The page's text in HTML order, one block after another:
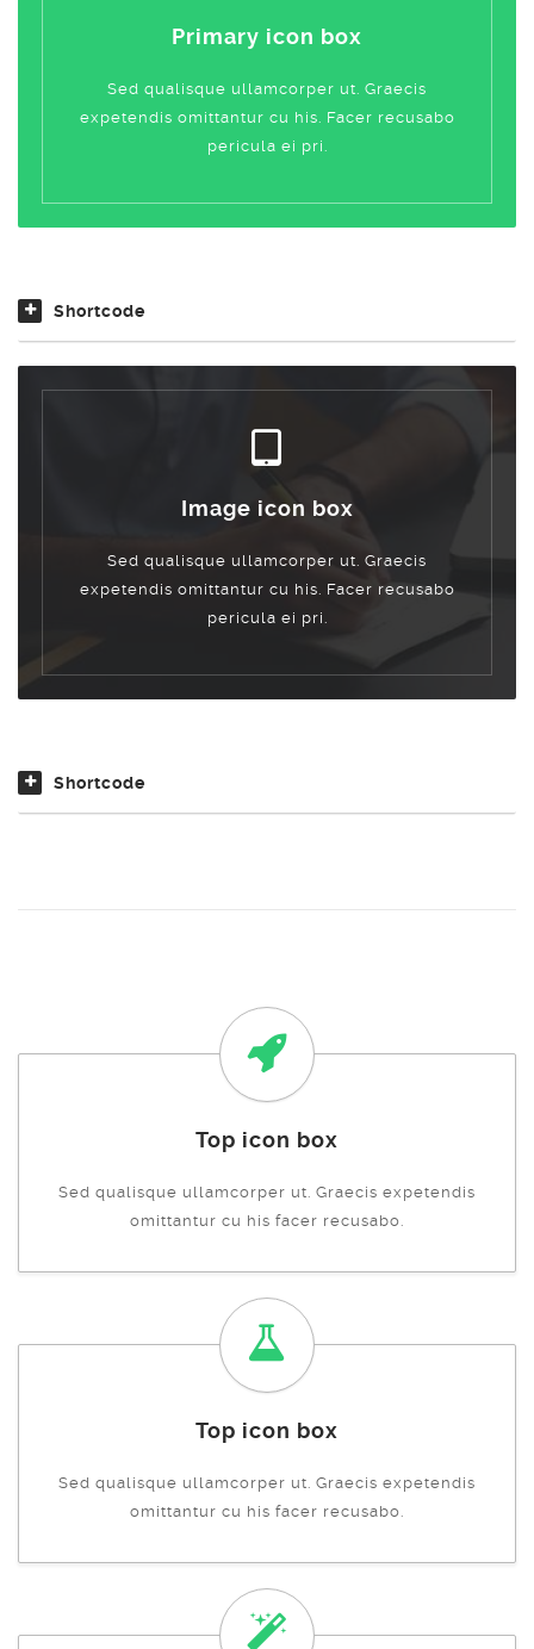
Primary icon box
Sed qualisque ullamcorper ut. Graecis
expetendis omittantur cu his. Facer recusabo
pericula ei pri.
Shortcode
Image icon box
Sed qualisque ullamcorper ut. Graecis
expetendis omittantur cu his. Facer recusabo
pericula ei pri.
Shortcode
Top icon box
Sed qualisque ullamcorper ut. Graecis expetendis
omittantur cu his facer recusabo.
Top icon box
Sed qualisque ullamcorper ut. Graecis expetendis
omittantur cu his facer recusabo.